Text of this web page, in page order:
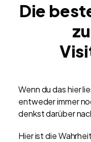
Die
Wenn du das hier
entweder immer
denkst darüber
Hier ist die